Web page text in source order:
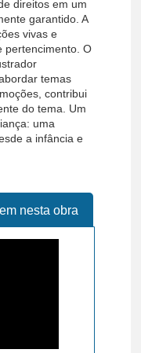
nossa
direitos em um
garantido. A
vivas e
pertencimento. O
temas
contribui
do tema. Um
uma
a infância e
nesta obra